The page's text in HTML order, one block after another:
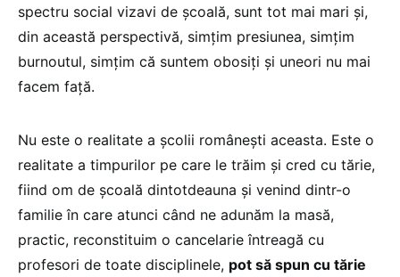
spectru social vizavi de școală, sunt tot mai mari și,
din această perspectivă, simțim presiunea, simțim
burnoutul, simțim că suntem obosiți și uneori nu mai
facem față.
Nu este o realitate a școlii românești aceasta. Este o
realitate a timpurilor pe care le trăim și cred cu tărie,
fiind om de școală dintotdeauna și venind dintr-o
familie în care atunci când ne adunăm la masă,
practic, reconstituim o cancelarie întreagă cu
profesori de toate disciplinele, pot să spun cu tărie